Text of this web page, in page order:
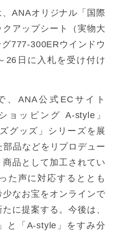
ANAオリジナル「国際
アップシート（実物大
777-300ERウインドウ
26日に入札を受け付け
、ANA公式ECサイト
ョッピング A-style」
グッズ」シリーズを展
品などをリプロデュー
品として加工されてい
た声に対応するととも
なお宝をオンラインで
に提案する。今後は、
と「A-style」をすみ分